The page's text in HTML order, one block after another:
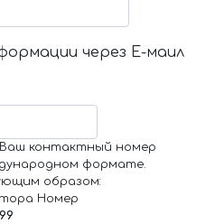
через Е-маил
контактный номер
формате.
образом:
Номер